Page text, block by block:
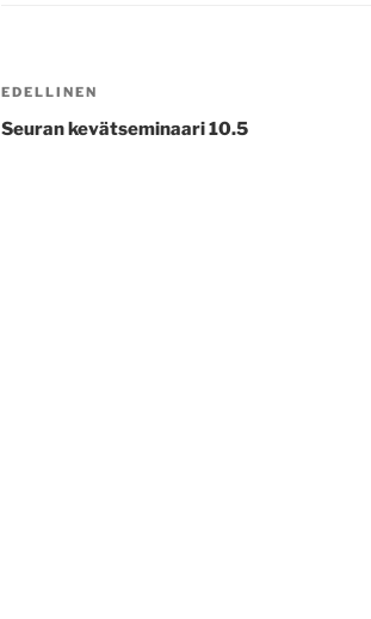
Artikkelien
selaus
Edellinen
artikkeli
EDELLINEN
Seuran kevätseminaari 10.5